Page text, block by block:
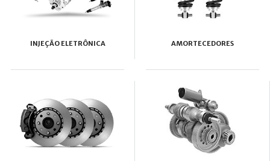
INJEÇÃO ELETRÔNICA AMORTECEDORES